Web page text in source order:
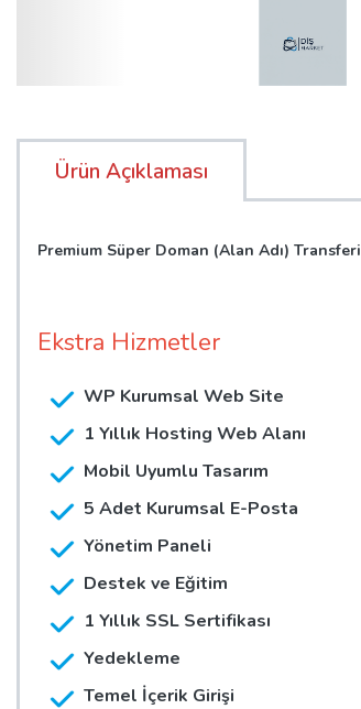
Ürün Açıklaması
Premium Süper Doman (Alan Adı) Transferi
Ekstra Hizmetler
WP Kurumsal Web Site
1 Yıllık Hosting Web Alanı
Mobil Uyumlu Tasarım
5 Adet Kurumsal E-Posta
Yönetim Paneli
Destek ve Eğitim
1 Yıllık SSL Sertifikası
Yedekleme
Temel İçerik Girişi